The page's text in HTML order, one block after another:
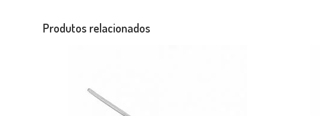
Produtos relacionados